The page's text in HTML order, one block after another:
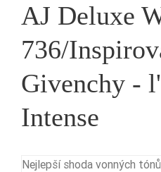
AJ Deluxe
736/
Givenchy -
Intense
Nejlepší shoda vonných tónů